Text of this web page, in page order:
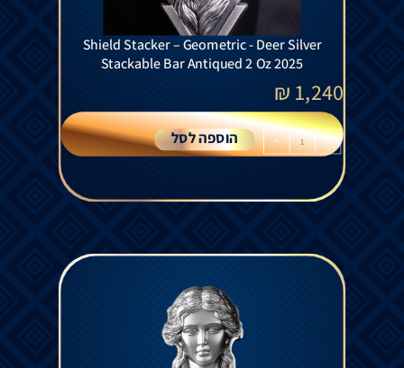
Shield Stacker – Geometric - Deer Silver
Stackable Bar Antiqued 2 Oz 2025
1,240
₪
-
+ הוספה לסל